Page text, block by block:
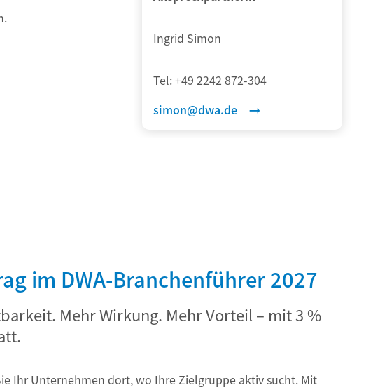
Ingrid Simon
Tel: +49 2242 872-304
simon@dwa.de
im DWA-Branchenführer 2027
Mehr Wirkung. Mehr Vorteil – mit 3 %
Ihr Unternehmen dort, wo Ihre Zielgruppe aktiv sucht. Mit